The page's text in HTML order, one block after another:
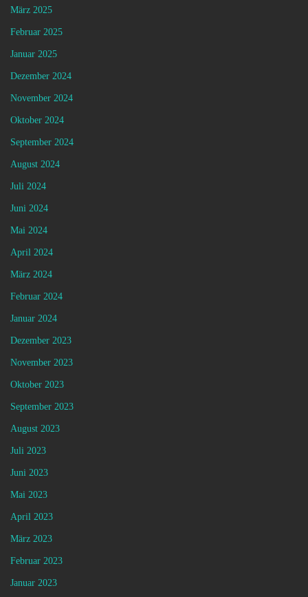
März 2025
Februar 2025
Januar 2025
Dezember 2024
November 2024
Oktober 2024
September 2024
August 2024
Juli 2024
Juni 2024
Mai 2024
April 2024
März 2024
Februar 2024
Januar 2024
Dezember 2023
November 2023
Oktober 2023
September 2023
August 2023
Juli 2023
Juni 2023
Mai 2023
April 2023
März 2023
Februar 2023
Januar 2023